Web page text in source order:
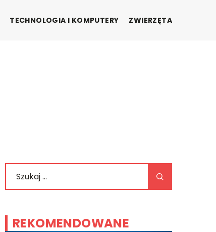
TECHNOLOGIA I KOMPUTERY ZWIERZĘTA
REKOMENDOWANE